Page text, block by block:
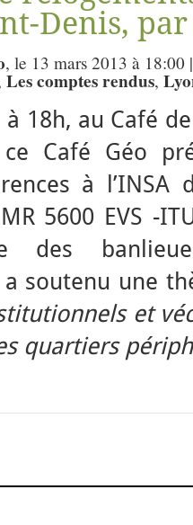
Denis,
, le 13 mars 2013 à
Les comptes rendus,
18h, au Café
Café Géo
à l’INSA
5600 EVS -
des
soutenu une
et
quartiers